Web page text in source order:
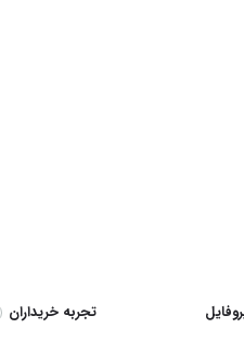
تجربه خریداران